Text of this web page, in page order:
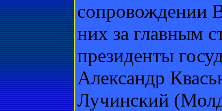
сопровождении
них за главным
президенты
Александр
Лучинский